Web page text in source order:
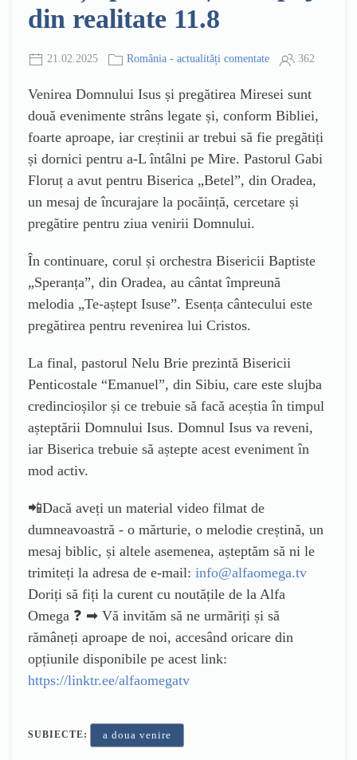
din realitate 11.8
21.02.2025 România - actualități comentate 362
Venirea Domnului Isus și pregătirea Miresei sunt
două evenimente strâns legate și, conform Bibliei,
foarte aproape, iar creștinii ar trebui să fie pregătiți
și dornici pentru a-L întâlni pe Mire. Pastorul Gabi
Floruț a avut pentru Biserica „Betel”, din Oradea,
un mesaj de încurajare la pocăință, cercetare și
pregătire pentru ziua venirii Domnului.
În continuare, corul și orchestra Bisericii Baptiste
„Speranța”, din Oradea, au cântat împreună
melodia „Te-aștept Isuse”. Esența cântecului este
pregătirea pentru revenirea lui Cristos.
La final, pastorul Nelu Brie prezintă Bisericii
Penticostale “Emanuel”, din Sibiu, care este slujba
credincioșilor și ce trebuie să facă aceștia în timpul
așteptării Domnului Isus. Domnul Isus va reveni,
iar Biserica trebuie să aștepte acest eveniment în
mod activ.
📲Dacă aveți un material video filmat de
dumneavoastră - o mărturie, o melodie creștină, un
mesaj biblic, și altele asemenea, așteptăm să ni le
trimiteți la adresa de e-mail: info@alfaomega.tv
Doriți să fiți la curent cu noutățile de la Alfa
Omega ❓ ➡ Vă invităm să ne urmăriți și să
rămâneți aproape de noi, accesând oricare din
opțiunile disponibile pe acest link:
https://linktr.ee/alfaomegatv
SUBIECTE: a doua venire